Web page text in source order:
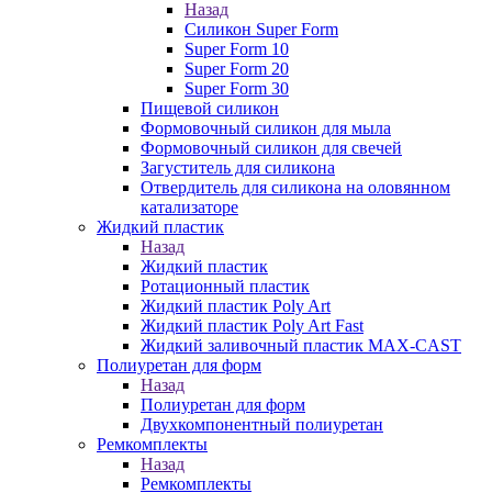
Назад
Силикон Super Form
Super Form 10
Super Form 20
Super Form 30
Пищевой силикон
Формовочный силикон для мыла
Формовочный силикон для свечей
Загуститель для силикона
Отвердитель для силикона на оловянном
катализаторе
Жидкий пластик
Назад
Жидкий пластик
Ротационный пластик
Жидкий пластик Poly Art
Жидкий пластик Poly Art Fast
Жидкий заливочный пластик MAX-CAST
Полиуретан для форм
Назад
Полиуретан для форм
Двухкомпонентный полиуретан
Ремкомплекты
Назад
Ремкомплекты